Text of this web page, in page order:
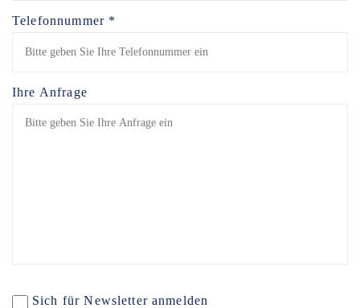
Telefonnummer *
Ihre Anfrage
Sich für Newsletter anmelden